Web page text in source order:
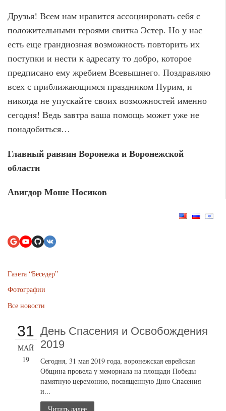
Друзья! Всем нам нравится ассоциировать себя с
положительными героями свитка Эстер. Но у нас
есть еще грандиозная возможность повторить их
поступки и нести к адресату то добро, которое
предписано ему жребием Всевышнего. Поздравляю
всех с приближающимся праздником Пурим, и
никогда не упускайте своих возможностей именно
сегодня! Ведь завтра ваша помощь может уже не
понадобиться…
Главный раввин Воронежа и Воронежской
области
Авигдор Моше Носиков
Газета “Беседер”
Фотографии
Все новости
31
МАЙ
19
День Спасения и Освобождения
2019
Сегодня, 31 мая 2019 года, воронежская еврейская
Община провела у мемориала на площади Победы
памятную церемонию, посвященную Дню Спасения
и...
Читать далее